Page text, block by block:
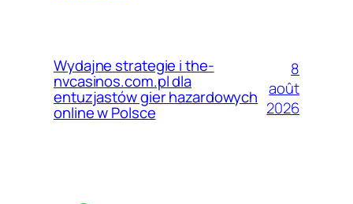
Wydajne strategie i the-
nvcasinos.com.pl dla
entuzjastów gier hazardowych
online w Polsce
8
août
2026